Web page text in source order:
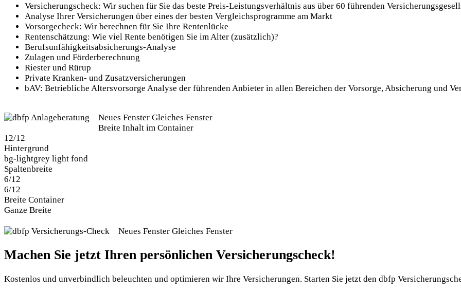
Versicherungscheck: Wir suchen für Sie das beste Preis-Leistungsverhältnis aus über 60 führenden
Analyse Ihrer Versicherungen über eines der besten Vergleichsprogramme am Markt
Vorsorgecheck: Wir berechnen für Sie Ihre Rentenlücke
Rentenschätzung: Wie viel Rente benötigen Sie im Alter (zusätzlich)?
Berufsunfähigkeitsabsicherungs-Analyse
Zulagen und Förderberechnung
Riester und Rürup
Private Kranken- und Zusatzversicherungen
bAV: Betriebliche Altersvorsorge Analyse der führenden Anbieter in allen Bereichen der Vorsorge, Absicherung und
Bild Neues Fenster Gleiches Fenster
Breite Inhalt im Container
12/12
Hintergrund
bg-lightgrey light fond
Spaltenbreite
6/12
6/12
Breite Container
Ganze Breite
Bild Neues Fenster Gleiches Fenster
Machen Sie jetzt Ihren persönlichen Versicherungscheck!
Kostenlos und unverbindlich beleuchten und optimieren wir Ihre Versicherungen. Starten Sie jetzt den dbfp